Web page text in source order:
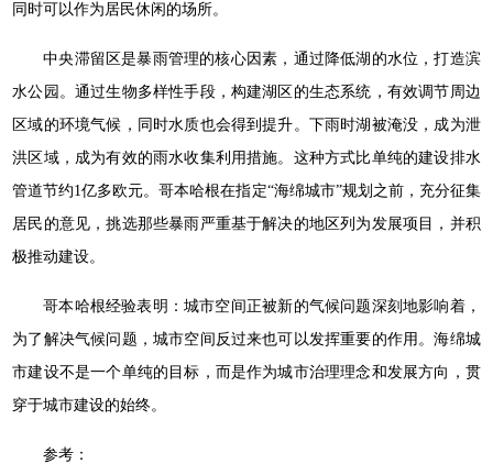
同时可以作为居民休闲的场所。
中央滞留区是暴雨管理的核心因素，通过降低湖的水位，打造滨
水公园。通过生物多样性手段，构建湖区的生态系统，有效调节周边
区域的环境气候，同时水质也会得到提升。下雨时湖被淹没，成为泄
洪区域，成为有效的雨水收集利用措施。这种方式比单纯的建设排水
管道节约1亿多欧元。哥本哈根在指定“海绵城市”规划之前，充分征集
居民的意见，挑选那些暴雨严重基于解决的地区列为发展项目，并积
极推动建设。
哥本哈根经验表明：城市空间正被新的气候问题深刻地影响着，
为了解决气候问题，城市空间反过来也可以发挥重要的作用。海绵城
市建设不是一个单纯的目标，而是作为城市治理理念和发展方向，贯
穿于城市建设的始终。
参考：